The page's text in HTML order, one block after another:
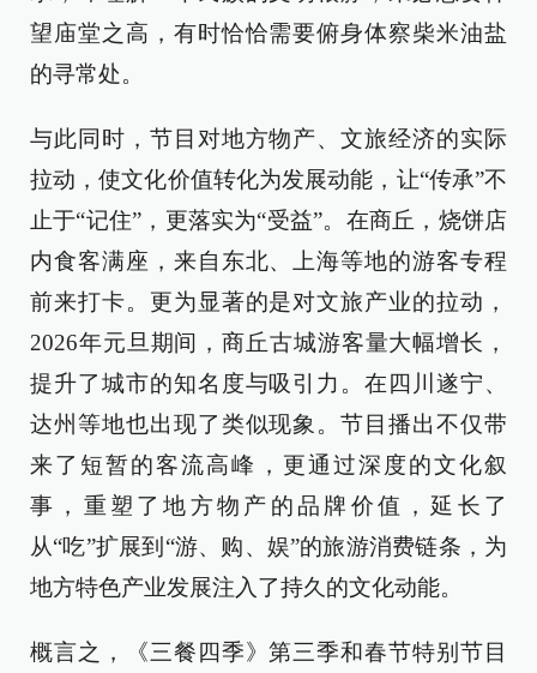
望庙堂之高，有时恰恰需要俯身体察柴米油盐
的寻常处。
与此同时，节目对地方物产、文旅经济的实际
拉动，使文化价值转化为发展动能，让“传承”不
止于“记住”，更落实为“受益”。在商丘，烧饼店
内食客满座，来自东北、上海等地的游客专程
前来打卡。更为显著的是对文旅产业的拉动，
2026年元旦期间，商丘古城游客量大幅增长，
提升了城市的知名度与吸引力。在四川遂宁、
达州等地也出现了类似现象。节目播出不仅带
来了短暂的客流高峰，更通过深度的文化叙
事，重塑了地方物产的品牌价值，延长了
从“吃”扩展到“游、购、娱”的旅游消费链条，为
地方特色产业发展注入了持久的文化动能。
概言之，《三餐四季》第三季和春节特别节目